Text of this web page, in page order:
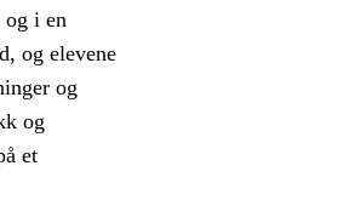
og i en
og elevene
og
og
et